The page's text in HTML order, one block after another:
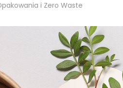
i Zero Waste